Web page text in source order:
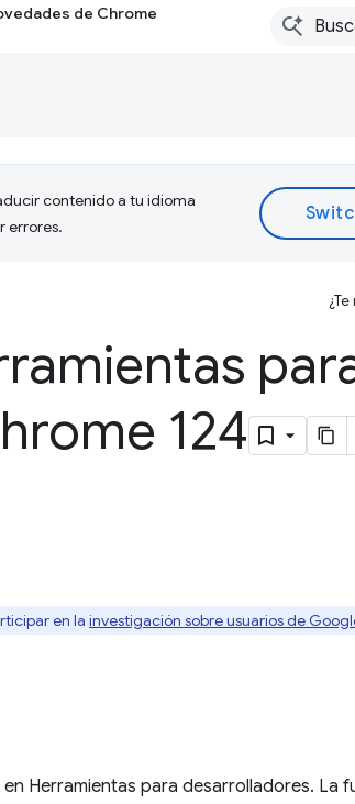
de Chrome
contenido a tu idioma
errores.
124
en la investigación sobre usuarios de
en Herramientas para desarrolladores. La